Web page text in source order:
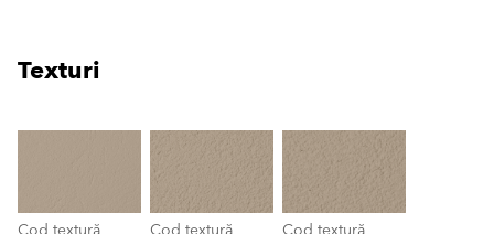
Texturi